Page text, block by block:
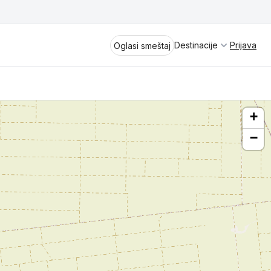
Oglasi smeštaj Destinacije
Divčibare
Perućac
Aranđelovac
Spremite se za virtuelno putovanje
kroz jednu od najlepših zemalja
Evrope i sveta. Uživaćete u prikazima
planinskih masiva poput Tare i Šar-
planine, ali i u ravničarskim predelima
prostrane Vojvodine. Istraživanje
tradicije i kulturnog dobra Srbije
otkriće vam pravu narav srpskog
Prijava
+
−